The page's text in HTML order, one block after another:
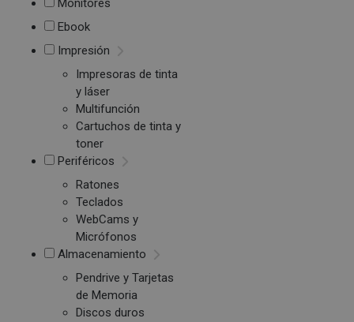
Monitores
Ebook
Impresión
Impresoras de tinta
y láser
Multifunción
Cartuchos de tinta y
toner
Periféricos
Ratones
Teclados
WebCams y
Micrófonos
Almacenamiento
Pendrive y Tarjetas
de Memoria
Discos duros